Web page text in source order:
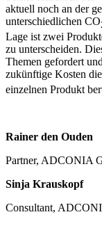
aktuell noch an der
unterschiedlichen CO
Lage ist zwei
zu unterscheiden.
Themen gefordert
zukünftige Kosten
einzelnen Produkt
Rainer den Ouden
Partner, ADCONIA
Sinja Krauskopf
Consultant,